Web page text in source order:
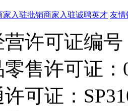
家入驻批销商家入驻诚聘英才 友情
许可证编
售许可证：
可证：